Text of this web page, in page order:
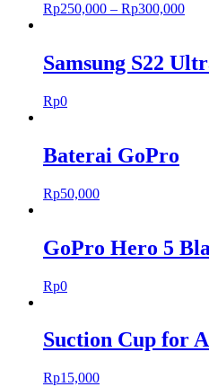
Rp250,000 – Rp300,000
Samsung S22
Rp0
Baterai GoPro
Rp50,000
GoPro Hero 5
Rp0
Suction Cup for
Rp15,000